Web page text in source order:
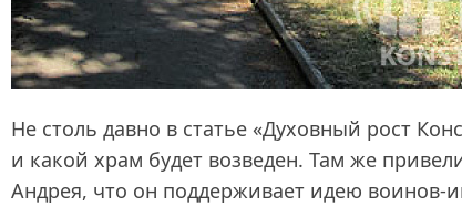
Не столь давно в статье «Духовный рост
и какой храм будет возведен. Там же
Андрея, что он поддерживает идею